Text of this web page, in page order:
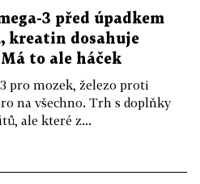
3 před úpadkem
kreatin dosahuje
to ale háček
pro mozek, železo proti
na všechno. Trh s doplňky
ale které z...